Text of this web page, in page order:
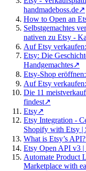
handmadeboss.de↗
How to Open an
Selbst­gemachtes
nativen zu Etsy -
Auf Etsy
Etsy: Die
Handgemachtes↗
Etsy-Shop
Auf Etsy
Die 11
findest↗
Etsy↗
Etsy Integration ‑
Shopify with Etsy |
What is Etsy’s API?
Etsy Open API v3
Automate Product
Marketplace with